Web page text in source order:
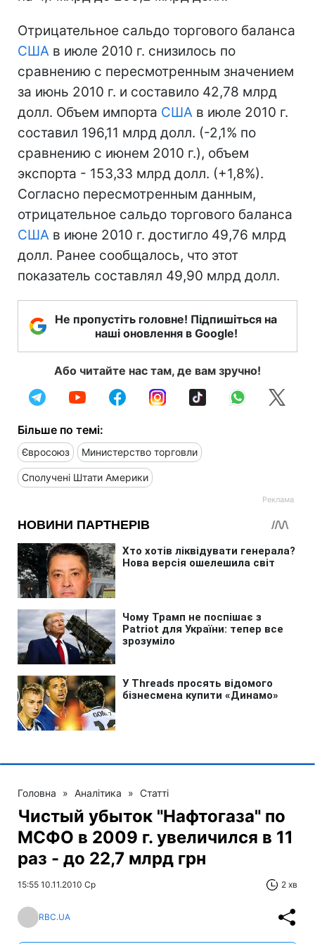
Отрицательное сальдо торгового баланса
США в июле 2010 г. снизилось по
сравнению с пересмотренным значением
за июнь 2010 г. и составило 42,78 млрд
долл. Объем импорта США в июле 2010 г.
составил 196,11 млрд долл. (-2,1% по
сравнению с июнем 2010 г.), объем
экспорта - 153,33 млрд долл. (+1,8%).
Согласно пересмотренным данным,
отрицательное сальдо торгового баланса
США в июне 2010 г. достигло 49,76 млрд
долл. Ранее сообщалось, что этот
показатель составлял 49,90 млрд долл.
Не пропустіть головне! Підпишіться на
наші оновлення в Google!
Або читайте нас там, де вам зручно!
Більше по темі:
Євросоюз Министерство торговли
Сполучені Штати Америки
Головна » Аналітика » Статті
Чистый убыток "Нафтогаза" по
МСФО в 2009 г. увеличился в 11
раз - до 22,7 млрд грн
15:55 10.11.2010 Ср 2 хв
RBC.UA